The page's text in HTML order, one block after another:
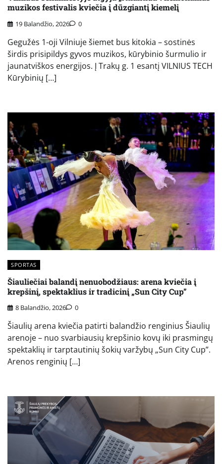
muzikos festivalis kviečia į dūzgiantį kiemelį
19 Balandžio, 2026 0
Gegužės 1-oji Vilniuje šiemet bus kitokia – sostinės
širdis prisipildys gyvos muzikos, kūrybinio šurmulio ir
jaunatviškos energijos. Į Trakų g. 1 esantį VILNIUS TECH
Kūrybinių […]
SPORTAS
Šiauliečiai balandį nenuobodžiaus: arena kviečia į
krepšinį, spektaklius ir tradicinį „Sun City Cup”
8 Balandžio, 2026 0
Šiaulių arena kviečia patirti balandžio renginius Šiaulių
arenoje – nuo svarbiausių krepšinio kovų iki prasmingų
spektaklių ir tarptautinių šokių varžybų „Sun City Cup”.
Arenos renginių […]